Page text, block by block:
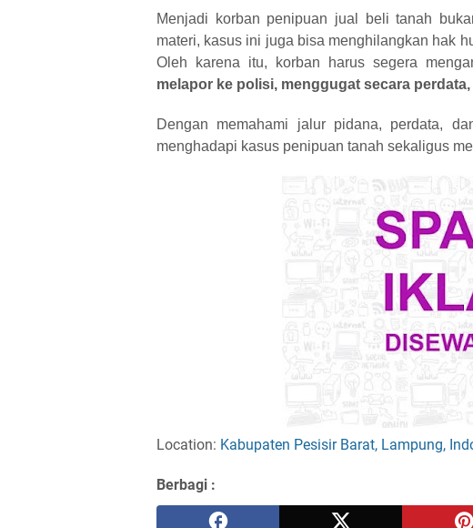
Menjadi korban penipuan jual beli tanah
materi, kasus ini juga bisa menghilangkan hak
Oleh karena itu, korban harus segera
melapor ke polisi, menggugat secara
Dengan memahami jalur pidana, perdata,
menghadapi kasus penipuan tanah sekaligus
Location: Kabupaten Pesisir Barat, Lampung,
Berbagi :